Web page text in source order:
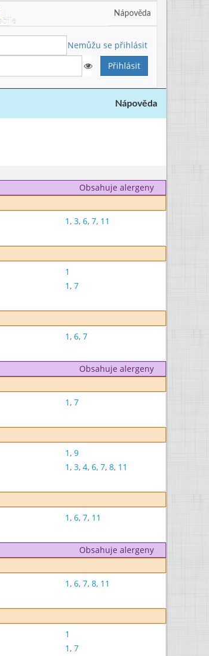
Nápověda
Nemůžu se přihlásit
Nápověda
Obsahuje alergeny
1, 3, 6, 7, 11
1
1, 7
1, 6, 7
Obsahuje alergeny
1, 7
1, 9
1, 3, 4, 6, 7, 8, 11
1, 6, 7, 11
Obsahuje alergeny
1, 6, 7, 8, 11
1
1, 7